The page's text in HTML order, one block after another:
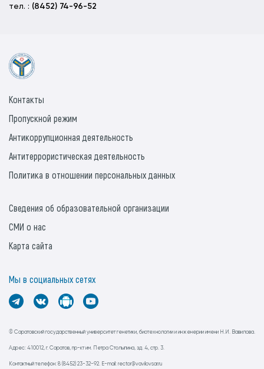
тел. : (8452) 74-96-52
© Саратовский государственный университет генетики, биотехнологии и инженерии имени Н.И. Вавилова.
Адрес: 410012, г. Саратов, пр-кт им. Петра Столыпина, зд. 4, стр. 3.
Контактный телефон: 8 (8452) 23-32-92. E-mail: rector@vavilovsar.ru
Контакты
Пропускной режим
Антикоррупционная деятельность
Антитеррористическая деятельность
Политика в отношении персональных данных
Сведения об образовательной организации
СМИ о нас
Карта сайта
Мы в социальных сетях